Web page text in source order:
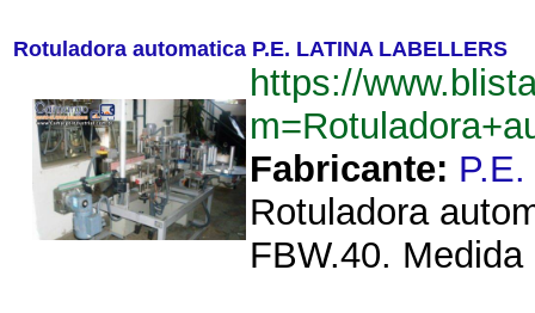
Rotuladora automatica P.E. LATINA LABELLERS
https://
Fabricante:
Rotuladora
FBW.40.